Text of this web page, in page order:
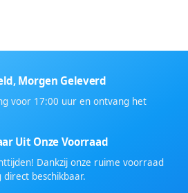
Morgen Geleverd
voor 17:00 uur en ontvang het
Uit Onze Voorraad
Dankzij onze ruime voorraad
direct beschikbaar.